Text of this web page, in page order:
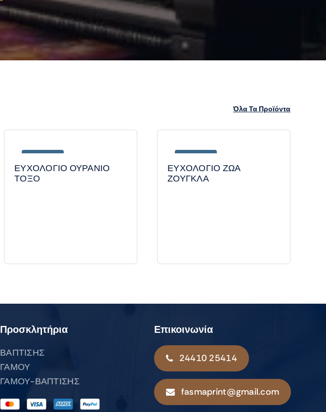
Όλα Τα Προϊόντα
ΕΥΧΟΛΟΓΙΟ ΟΥΡΑΝΙΟ
ΤΟΞΟ
ΕΥΧΟΛΟΓΙΟ ΖΩΑ
ΖΟΥΓΚΛΑ
Προσκλητήρια
ΒΑΠΤΙΣΗΣ
ΓΑΜΟΥ
ΓΑΜΟΥ-ΒΑΠΤΙΣΗΣ
Επικοινωνία
24410 25414
fasmaprint@gmail.com